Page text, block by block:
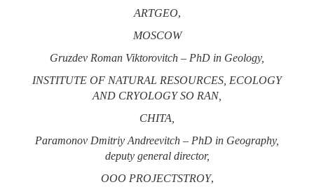
ARTGEO,
MOSCOW
Gruzdev Roman Viktorovitch – PhD in Geology,
INSTITUTE OF NATURAL RESOURCES, ECOLOGY
AND CRYOLOGY SO RAN,
CHITA,
Paramonov Dmitriy Andreevitch – PhD in Geography,
deputy general director,
OOO PROJECTSTROY,